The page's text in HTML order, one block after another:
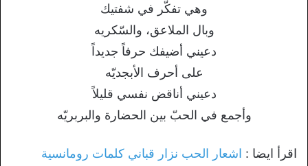
وهي تفكّر في شفتيك
وبال الملاعق، والسّكريه
دعيني أضيفك حرفاً جديداً
على أحرف الأبجديّه
دعيني أناقض نفسي قليلاً
وأجمع في الحبّ بين الحضارة والبربريّه
اقرأ ايضا : اشعار الحب نزار قباني كلمات رومانسية